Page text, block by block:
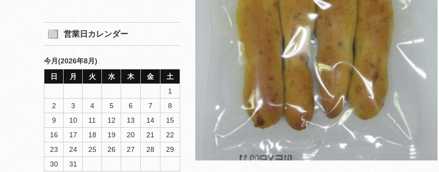
営業日カレンダー
今月(2026年8月)
日
月 火 水 木 金
土
1
2
3 4 5 6 7
8
9
10 11 12 13 14
15
16
17 18 19 20 21
22
23
24 25 26 27 28
29
30
31